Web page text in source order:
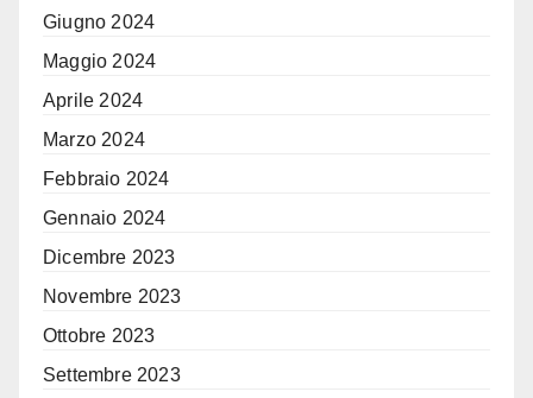
Giugno 2024
Maggio 2024
Aprile 2024
Marzo 2024
Febbraio 2024
Gennaio 2024
Dicembre 2023
Novembre 2023
Ottobre 2023
Settembre 2023